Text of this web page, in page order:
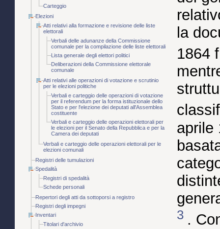
Carteggio
Elezioni
Atti relativi alla formazione e revisione delle liste
elettorali
Verbali delle adunanze della Commissione
comunale per la compilazione delle liste elettorali
Lista generale degli elettori politici
Deliberazioni della Commissione elettorale
comunale
Atti relativi alle operazioni di votazione e scrutinio
per le elezioni politiche
Verbali e carteggio delle operazioni di votazione
per il referendum per la forma istituzionale dello
Stato e per l'elezione dei deputati all'Assemblea
costituente
Verbali e carteggio delle operazioni elettorali per
le elezioni per il Senato della Repubblica e per la
Camera dei deputati
Verbali e carteggio delle operazioni elettorali per le
elezioni comunali
Registri delle tumulazioni
Spedalità
Registri di spedalità
Schede personali
Repertori degli atti da sottoporsi a registro
Registri degli impegni
Inventari
Titolari d'archivio
la
1864
aprile
3 .